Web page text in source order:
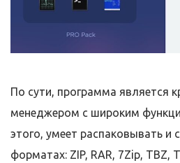
По сути, программа является
менеджером с широким
этого, умеет распаковывать и
форматах: ZIP, RAR, 7Zip, TBZ,